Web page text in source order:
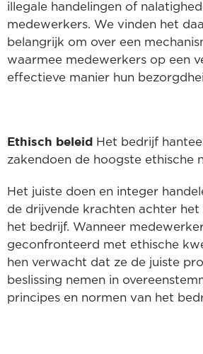
illegale handelingen of
medewerkers. We vinden het
belangrijk om over een
waarmee medewerkers op een
effectieve manier hun
Ethisch beleid Het bedrijf
zakendoen de hoogste ethische
Het juiste doen en integer
de drijvende krachten achter
het bedrijf. Wanneer
geconfronteerd met ethische
hen verwacht dat ze de juiste
beslissing nemen in
principes en normen van het